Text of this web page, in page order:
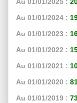
Au 01/01/2025 :
Au 01/01/2024 :
Au 01/01/2023 :
Au 01/01/2022 :
Au 01/01/2021 :
Au 01/01/2020 :
Au 01/01/2019 :